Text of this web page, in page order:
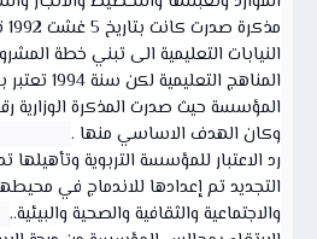
النيابات التعليمية الى تبني خطة
المناهج
وكان الهدف الاساسي منها .
رد الاعتبار للمؤسسة التربوية وتأهيلها
التجديد تم إعدادها للاندماج في
والاجتماعية والثقافية والصحية والبيئية..